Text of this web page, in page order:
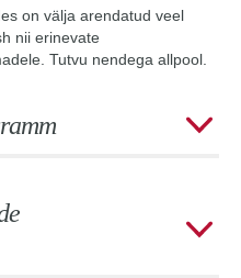
on välja arendatud veel
nii erinevate
Tutvu nendega allpool.